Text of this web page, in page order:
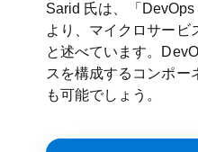
Sarid 氏は、「
より、マイクロサービ
と述べています。
スを構成するコンポー
も可能でしょう。